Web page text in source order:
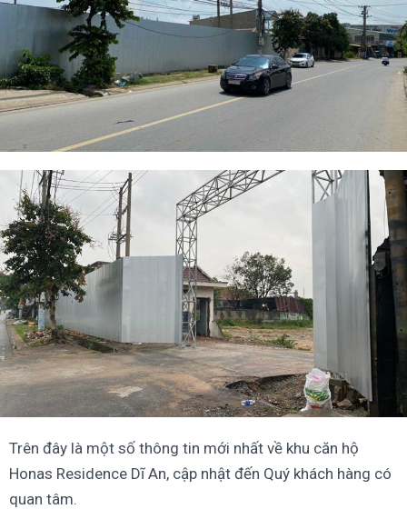
Trên đây là một số thông tin mới nhất về khu căn hộ
Honas Residence Dĩ An, cập nhật đến Quý khách hàng có
quan tâm.